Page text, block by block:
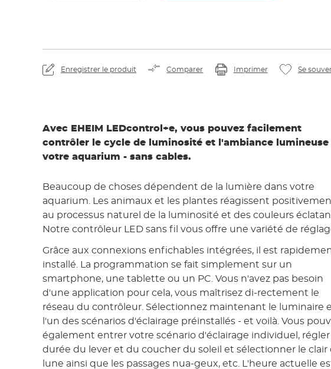
En visionnant la vidéo, vous
Accepter
Enregistrer le produit Comparer Imprimer Se
Avec EHEIM LEDcontrol+e, vous pouvez facilement
contrôler le cycle de luminosité et l'ambiance lumineuse
votre aquarium - sans cables.
Beaucoup de choses dépendent de la lumière dans votre
aquarium. Les animaux et les plantes réagissent
au processus naturel de la luminosité et des couleurs
Notre contrôleur LED sans fil vous offre une variété de
Grâce aux connexions enfichables intégrées, il est
installé. La programmation se fait simplement sur un
smartphone, une tablette ou un PC. Vous n'avez pas besoin
d'une application pour cela, vous maîtrisez di-rectement le
réseau du contrôleur. Sélectionnez maintenant le luminaire
l'un des scénarios d'éclairage préinstallés - et voilà. Vous
également entrer votre scénario d'éclairage individuel, régler
durée du lever et du coucher du soleil et sélectionner le clair
lune ainsi que les passages nua-geux, etc. L'heure actuelle